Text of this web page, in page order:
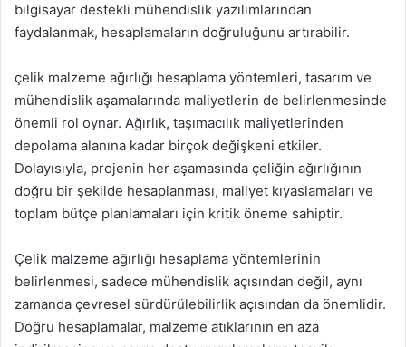
bilgisayar destekli mühendislik yazılımlarından
faydalanmak, hesaplamaların doğruluğunu artırabilir.
çelik malzeme ağırlığı hesaplama yöntemleri, tasarım ve
mühendislik aşamalarında maliyetlerin de belirlenmesinde
önemli rol oynar. Ağırlık, taşımacılık maliyetlerinden
depolama alanına kadar birçok değişkeni etkiler.
Dolayısıyla, projenin her aşamasında çeliğin ağırlığının
doğru bir şekilde hesaplanması, maliyet kıyaslamaları ve
toplam bütçe planlamaları için kritik öneme sahiptir.
Çelik malzeme ağırlığı hesaplama yöntemlerinin
belirlenmesi, sadece mühendislik açısından değil, aynı
zamanda çevresel sürdürülebilirlik açısından da önemlidir.
Doğru hesaplamalar, malzeme atıklarının en aza